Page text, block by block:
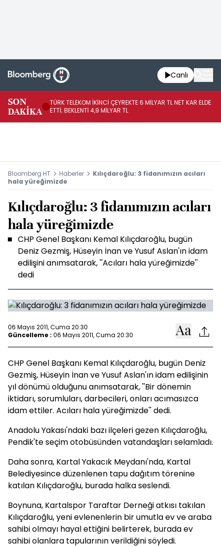
Canlı
SON
DAKİKA
TÜRK TELEKOM İKİNCİ ÇEYREKTE 6 MİLYAR TL NET KAR ELDE
ETTİ; BEKLENTİ 4,9 MİLYAR TL
Bloomberg HT Haberler
Kılıçdaroğlu: 3 fidanımızın acıları
hala yüreğimizde
Kılıçdaroğlu: 3 fidanımızın acıları
hala yüreğimizde
CHP Genel Başkanı Kemal Kılıçdaroğlu, bugün
Deniz Gezmiş, Hüseyin İnan ve Yusuf Aslan'ın idam
edilişini anımsatarak, ''Acıları hala yüreğimizde''
dedi
06 Mayıs 2011, Cuma 20:30
Güncelleme : 06 Mayıs 2011, Cuma 20:30
CHP Genel Başkanı Kemal Kılıçdaroğlu, bugün Deniz
Gezmiş, Hüseyin İnan ve Yusuf Aslan'ın idam edilişinin
yıl dönümü olduğunu anımsatarak, ''Bir dönemin
iktidarı, sorumluları, darbecileri, onları acımasızca
idam ettiler. Acıları hala yüreğimizde'' dedi.
Anadolu Yakası'ndaki bazı ilçeleri gezen Kılıçdaroğlu,
Pendik'te seçim otobüsünden vatandaşları selamladı.
Daha sonra, Kartal Yakacık Meydanı'nda, Kartal
Belediyesince düzenlenen tapu dağıtım törenine
katılan Kılıçdaroğlu, burada halka seslendi.
Boynuna, Kartalspor Taraftar Derneği atkısı takılan
Kılıçdaroğlu, yeni evlenenlerin bir umutla ev ve araba
sahibi olmayı hayal ettiğini belirterek, burada ev
sahibi olanlara tapularının verildiğini söyledi.